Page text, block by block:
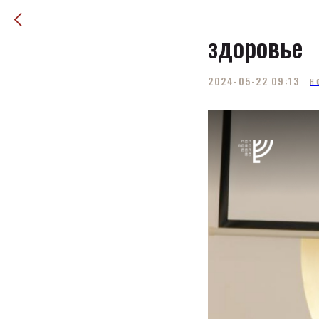
Мирьям
здоровье
2024-05-22 09:13